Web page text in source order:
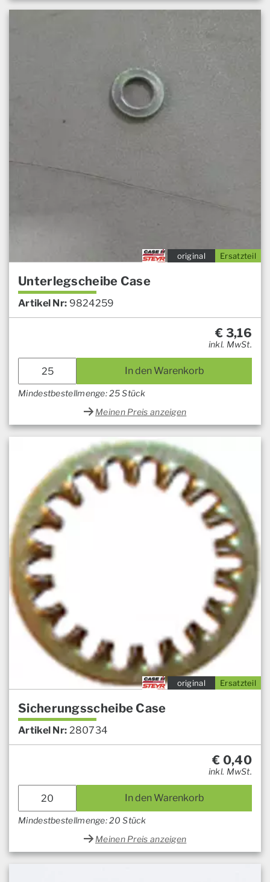
Ersatzteil
original
Unterlegscheibe Case
Artikel Nr: 9824259
€ 3,16
inkl. MwSt.
In den Warenkorb
Mindestbestellmenge: 25 Stück
Meinen Preis anzeigen
Ersatzteil
original
Sicherungsscheibe Case
Artikel Nr: 280734
€ 0,40
inkl. MwSt.
In den Warenkorb
Mindestbestellmenge: 20 Stück
Meinen Preis anzeigen